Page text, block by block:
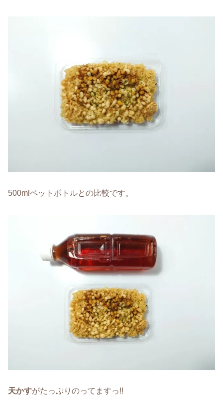
500mlペットボトルとの比較です。
天かすがたっぷりのってますっ!!